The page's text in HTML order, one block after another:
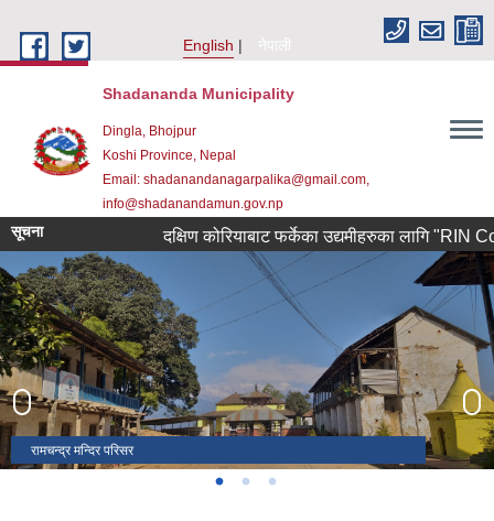
English
नेपाली
Shadananda Municipality
Dingla, Bhojpur
Koshi Province, Nepal
Email: shadanandanagarpalika@gmail.com,
info@shadanandamun.gov.np
सूचना दक्षिण कोरियाबाट फर्केका उद्यमीहरुका लागि "RIN
रामचन्द्र मन्दिर परिसर
षडानन्द नगर कार्यपालिकाको कार्यालय
ऐतिहासिक दिंला बजारमा नाचिने लाखे नाच